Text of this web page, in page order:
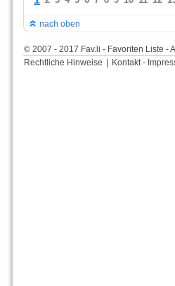
nach oben
© 2007 - 2017 Fav.li - Favoriten Liste -
Rechtliche Hinweise
Kontakt -